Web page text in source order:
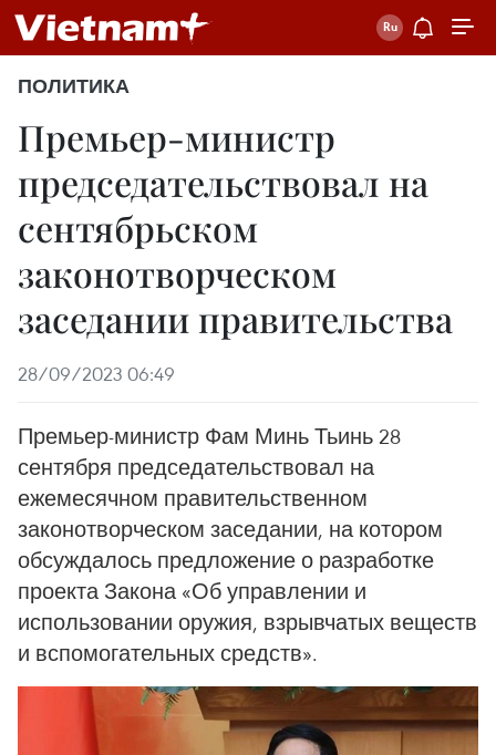
ПОЛИТИКА
Премьер-министр
председательствовал на
сентябрьском
законотворческом
заседании правительства
28/09/2023 06:49
Премьер-министр Фам Минь Тьинь 28
сентября председательствовал на
ежемесячном правительственном
законотворческом заседании, на котором
обсуждалось предложение о разработке
проекта Закона «Об управлении и
использовании оружия, взрывчатых веществ
и вспомогательных средств».